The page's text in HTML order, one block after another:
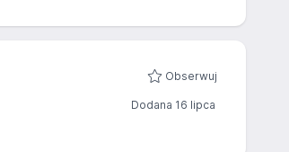
Obserwuj
Dodana 16 lipca